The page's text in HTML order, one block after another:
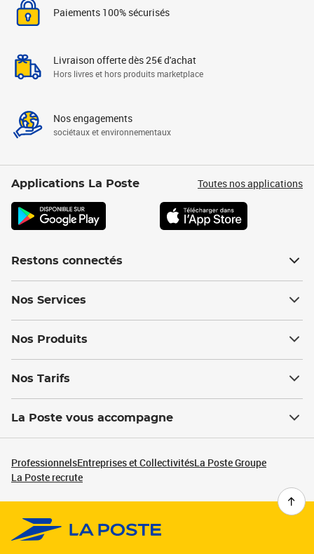
Paiements 100% sécurisés
Livraison offerte dès 25€ d'achat
Hors livres et hors produits marketplace
Nos engagements
sociétaux et environnementaux
Applications La Poste Toutes nos applications
Restons connectés
Nos Services
Nos Produits
Nos Tarifs
La Poste vous accompagne
ProfessionnelsEntreprises et CollectivitésLa Poste Groupe
La Poste recrute